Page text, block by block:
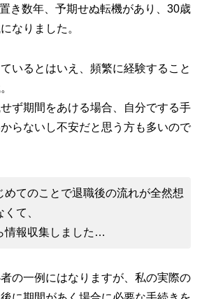
き数年、予期せぬ転機があり、30歳
なりました。
いるとはいえ、頻繁に経験すること
ず期間をあける場合、自分でする手
らないし不安だと思う方も多いので
めてのことで退職後の流れが全然想
て、
情報収集しました…
の一例にはなりますが、私の実際の